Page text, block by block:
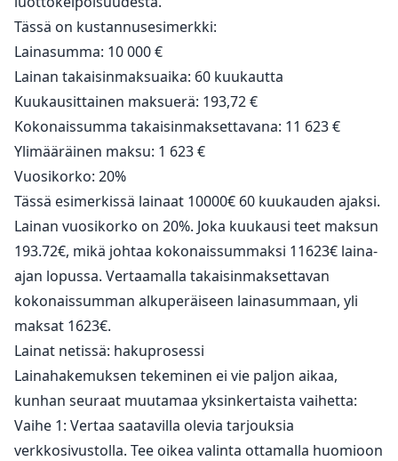
Tässä on kustannusesimerkki:
Lainasumma: 10 000 €
Lainan takaisinmaksuaika: 60 kuukautta
Kuukausittainen maksuerä: 193,72 €
Kokonaissumma takaisinmaksettavana: 11 623 €
Ylimääräinen maksu: 1 623 €
Vuosikorko: 20%
Tässä esimerkissä lainaat 10000€ 60 kuukauden ajaksi.
Lainan vuosikorko on 20%. Joka kuukausi teet maksun
193.72€, mikä johtaa kokonaissummaksi 11623€ laina-
ajan lopussa. Vertaamalla takaisinmaksettavan
kokonaissumman alkuperäiseen lainasummaan, yli
maksat 1623€.
Lainat netissä: hakuprosessi
Lainahakemuksen tekeminen ei vie paljon aikaa,
kunhan seuraat muutamaa yksinkertaista vaihetta:
Vaihe 1: Vertaa saatavilla olevia tarjouksia
verkkosivustolla. Tee oikea valinta ottamalla huomioon